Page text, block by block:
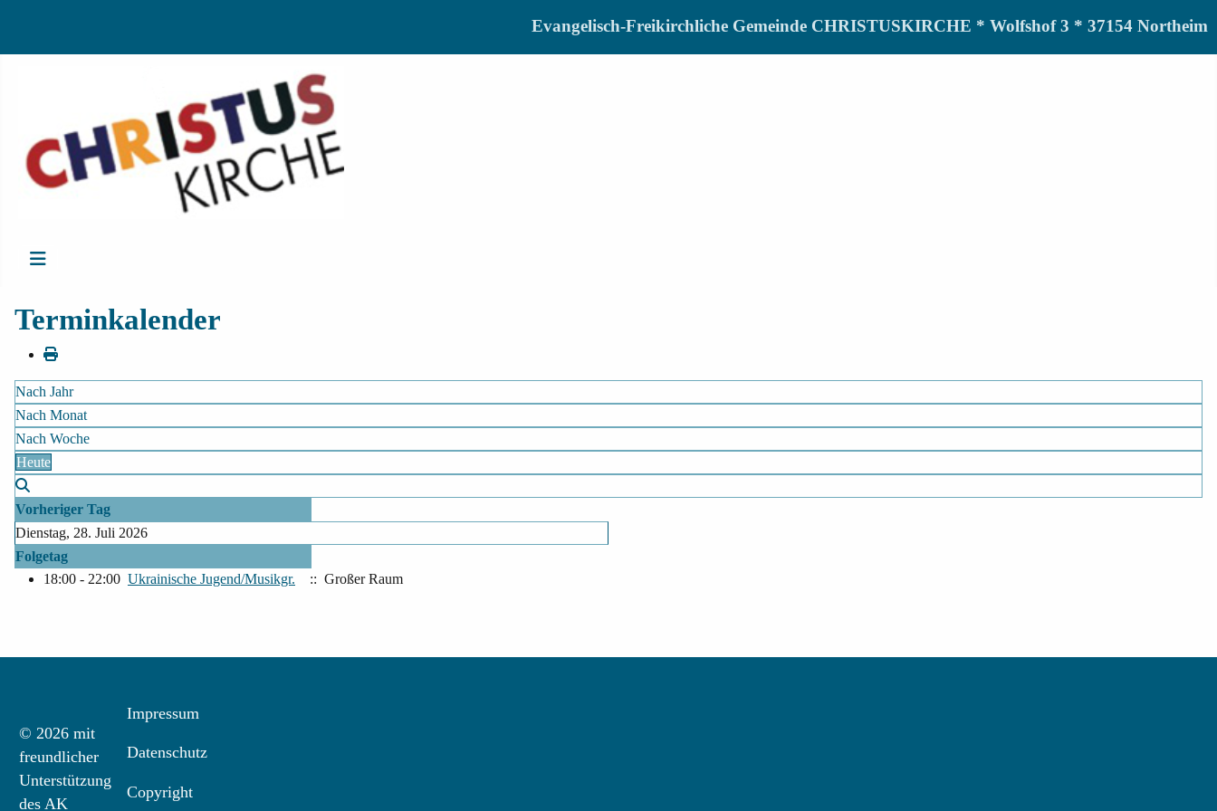
Evangelisch-Freikirchliche Gemeinde CHRISTUSKIRCHE * Wolfshof 3 * 37154 Northeim
Terminkalender
Nach Jahr
Nach Monat
Nach Woche
Heute
Vorheriger Tag
Dienstag, 28. Juli 2026
Folgetag
18:00 - 22:00 Ukrainische Jugend/Musikgr. :: Großer Raum
© 2026 mit
freundlicher
Unterstützung
des AK
Impressum
Datenschutz
Copyright